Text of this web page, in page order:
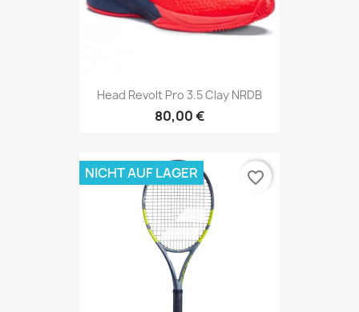
Head Revolt Pro 3.5 Clay NRDB
80,00 €
NICHT AUF LAGER favorite_border